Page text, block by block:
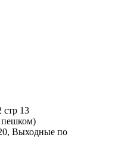
стр 13
пешком)
Выходные по